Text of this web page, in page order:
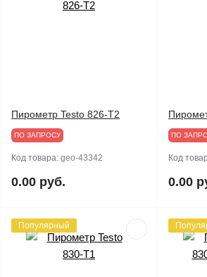
Пирометр Testo 826-T2
ПО ЗАПРОСУ
Код товара: geo-43342
0.00 руб.
ПО
Код
0.00
Популярный